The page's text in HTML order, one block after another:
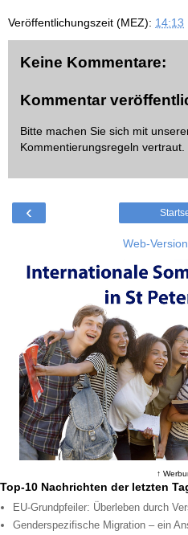
Veröffentlichungszeit (MEZ): 14:13
Keine Kommentare:
Kommentar
Bitte machen Sie sich mit
Kommentierungsregeln vertraut.
‹
Web-
↑
Top-10 Nachrichten der letzten
EU-Grundpfeiler: Überleben durch
Genderspezifische Migration – ein